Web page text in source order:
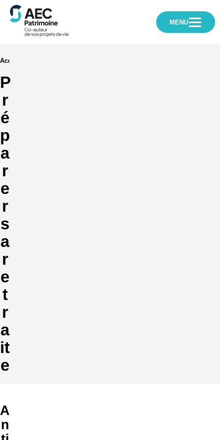
MENU
Accueil
P
r
é
p
a
r
e
r
s
a
r
e
t
r
a
it
e
A
n